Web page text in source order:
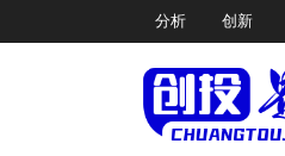
分析 创新